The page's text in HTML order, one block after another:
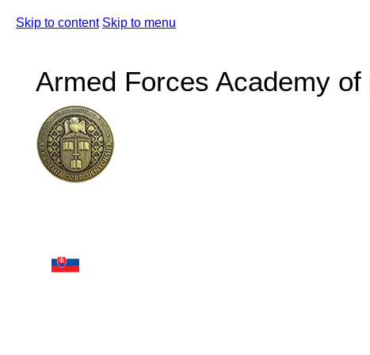
Skip to content Skip to menu
Armed Forces Academy